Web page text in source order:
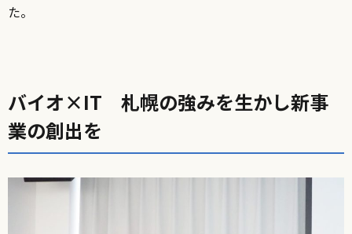
た。
バイオ×IT 札幌の強みを生かし新事
業の創出を